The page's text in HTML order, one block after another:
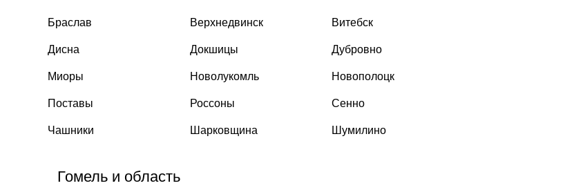
Браслав Верхнедвинск Витебск
Дисна Докшицы Дубровно
Миоры Новолукомль Новополоцк
Поставы Россоны Сенно
Чашники Шарковщина Шумилино
Гомель и область